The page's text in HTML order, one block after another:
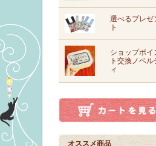
選べるプレゼ
ト
ショップポイ
ト交換ノベル
ィ
オススメ商品